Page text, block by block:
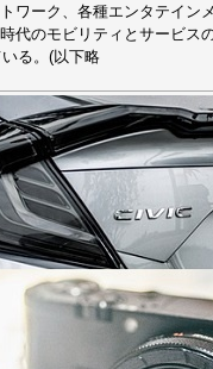
ワーク、各種エンタテイ
代のモビリティとサービ
る。(以下略